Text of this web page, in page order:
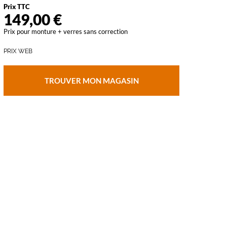
Prix TTC
149,00 €
Prix pour monture + verres sans correction
PRIX WEB
TROUVER MON MAGASIN